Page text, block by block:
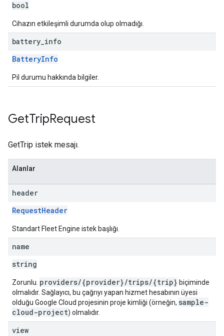
bool
Cihazın etkileşimli durumda olup olmadığı.
battery info
BatteryInfo
Pil durumu hakkında bilgiler.
GetTripRequest
GetTrip istek mesajı.
Alanlar
header
RequestHeader
Standart Fleet Engine istek başlığı.
name
string
Zorunlu. providers/{provider}/trips/{trip} biçiminde
olmalıdır. Sağlayıcı, bu çağrıyı yapan hizmet hesabının üyesi
olduğu Google Cloud projesinin proje kimliği (örneğin, sample-
cloud-project) olmalıdır.
view